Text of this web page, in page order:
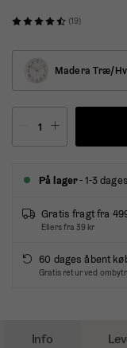
(19)
Madera Træ/
På lager- 1-3
Gratis fragt fra
Ellers fra 39 kr
60 dages åbent
Gratis retur ved
Info